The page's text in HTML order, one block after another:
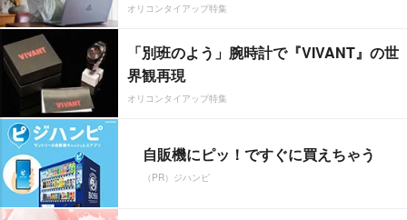
オリコンタイアップ特集
「別班のよう」腕時計で『VIVANT』の世
界観再現
オリコンタイアップ特集
自販機にピッ！ですぐに買えちゃう
（PR）ジハンピ